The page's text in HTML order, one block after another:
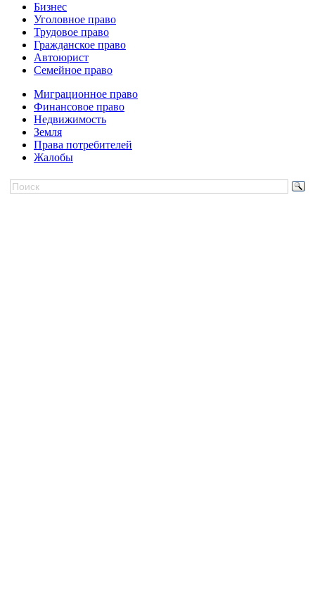
Бизнес
Уголовное право
Трудовое право
Гражданское право
Автоюрист
Семейное право
Миграционное право
Финансовое право
Недвижимость
Земля
Права потребителей
Жалобы